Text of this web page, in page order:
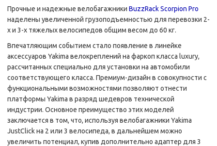
Прочные и надежные велобагажники BuzzRack Scorpion Pro
наделены увеличенной грузоподъемностью для перевозки 2-
х и 3-х тяжелых велосипедов общим весом до 60 кг.
Впечатляющим событием стало появление в линейке
аксессуаров Yakima велокреплений на фаркоп класса luxury,
рассчитанных специально для установки на автомобили
соответствующего класса. Премиум-дизайн в совокупности с
функциональными возможностями позволяют отнести
платформы Yakima в разряд шедевров технической
индустрии. Основное преимущество этих моделей
заключается в том, что, используя велобагажники Yakima
JustClick на 2 или 3 велосипеда, в дальнейшем можно
увеличить потенциал, купив дополнительно адаптер для 3